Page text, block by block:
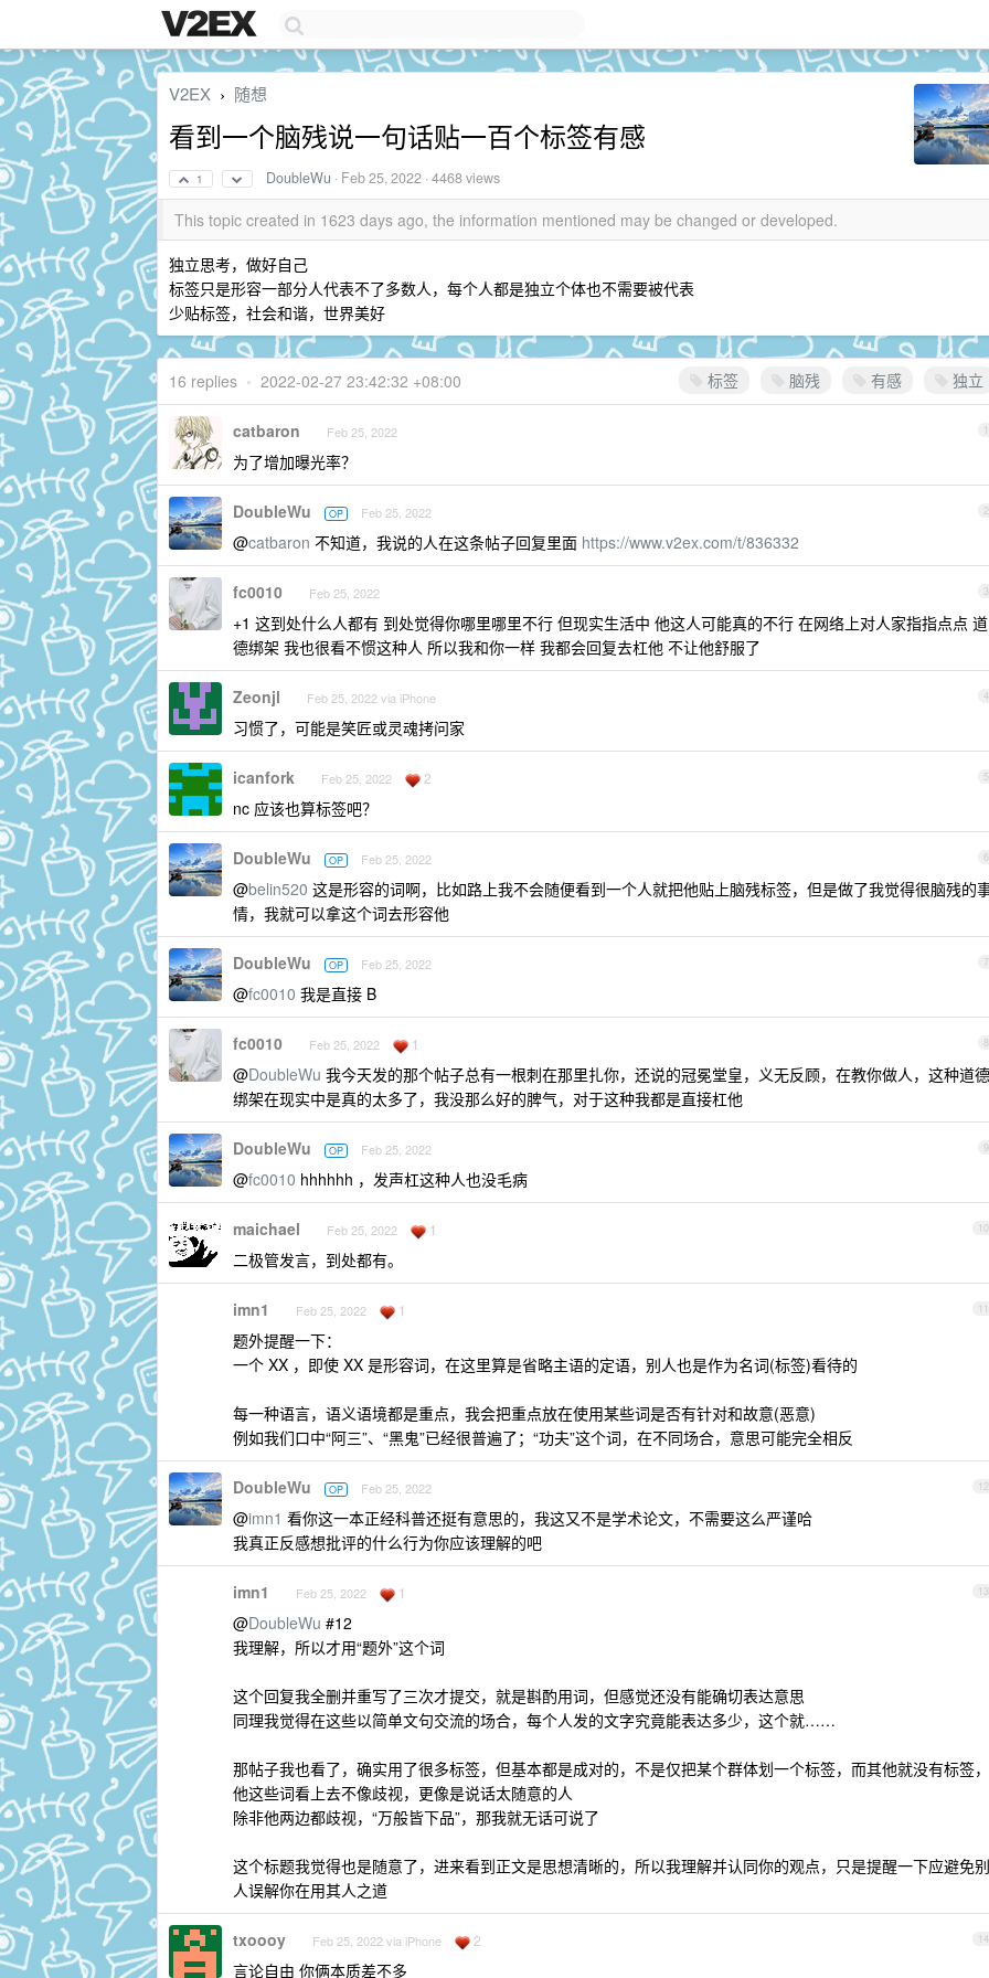
V2EX › 随想
看到一个脑残说一句话贴一百个标签有感
1 DoubleWu · Feb 25, 2022 · 4468 views
This topic created in 1623 days ago, the information mentioned may be changed or developed.
独立思考，做好自己
标签只是形容一部分人代表不了多数人，每个人都是独立个体也不需要被代表
少贴标签，社会和谐，世界美好
标签 脑残 有感 独立
16 replies • 2022-02-27 23:42:32 +08:00
1
catbaron Feb 25, 2022
为了增加曝光率？
2
DoubleWu OP Feb 25, 2022
@catbaron 不知道，我说的人在这条帖子回复里面 https://www.v2ex.com/t/836332
3
fc0010 Feb 25, 2022
+1 这到处什么人都有 到处觉得你哪里哪里不行 但现实生活中 他这人可能真的不行 在网络上对人家指指点点 道
德绑架 我也很看不惯这种人 所以我和你一样 我都会回复去杠他 不让他舒服了
4
Zeonjl Feb 25, 2022 via iPhone
习惯了，可能是笑匠或灵魂拷问家
5
icanfork Feb 25, 2022 2
nc 应该也算标签吧？
6
DoubleWu OP Feb 25, 2022
@belin520 这是形容的词啊，比如路上我不会随便看到一个人就把他贴上脑残标签，但是做了我觉得很脑残的
情，我就可以拿这个词去形容他
7
DoubleWu OP Feb 25, 2022
@fc0010 我是直接 B
8
fc0010 Feb 25, 2022 1
@DoubleWu 我今天发的那个帖子总有一根刺在那里扎你，还说的冠冕堂皇，义无反顾，在教你做人，这种道德
绑架在现实中是真的太多了，我没那么好的脾气，对于这种我都是直接杠他
9
DoubleWu OP Feb 25, 2022
@fc0010 hhhhhh ，发声杠这种人也没毛病
10
maichael Feb 25, 2022 1
二极管发言，到处都有。
11
imn1 Feb 25, 2022 1
题外提醒一下：
一个 XX ，即使 XX 是形容词，在这里算是省略主语的定语，别人也是作为名词(标签)看待的
每一种语言，语义语境都是重点，我会把重点放在使用某些词是否有针对和故意(恶意)
例如我们口中“阿三”、“黑鬼”已经很普遍了；“功夫”这个词，在不同场合，意思可能完全相反
12
DoubleWu OP Feb 25, 2022
@imn1 看你这一本正经科普还挺有意思的，我这又不是学术论文，不需要这么严谨哈
我真正反感想批评的什么行为你应该理解的吧
13
imn1 Feb 25, 2022 1
@DoubleWu #12
我理解，所以才用“题外”这个词
这个回复我全删并重写了三次才提交，就是斟酌用词，但感觉还没有能确切表达意思
同理我觉得在这些以简单文句交流的场合，每个人发的文字究竟能表达多少，这个就……
那帖子我也看了，确实用了很多标签，但基本都是成对的，不是仅把某个群体划一个标签，而其他就没有标签，
他这些词看上去不像歧视，更像是说话太随意的人
除非他两边都歧视，“万般皆下品”，那我就无话可说了
这个标题我觉得也是随意了，进来看到正文是思想清晰的，所以我理解并认同你的观点，只是提醒一下应避免别
人误解你在用其人之道
14
txoooy Feb 25, 2022 via iPhone 2
言论自由 你俩本质差不多